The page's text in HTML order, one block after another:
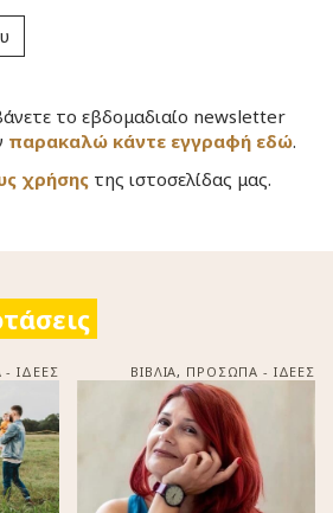
το εβδομαδιαίο newsletter
παρακαλώ κάντε εγγραφή εδώ.
χρήσηςτης ιστοσελίδας μας.
ΙΔΕΕΣ ΒΙΒΛΙΑ, ΠΡΟΣΩΠΑ - ΙΔΕΕΣ